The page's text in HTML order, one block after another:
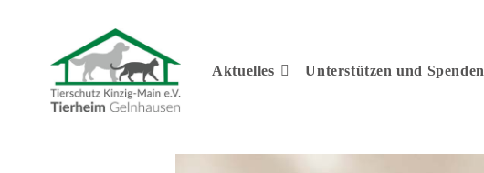
Aktuelles Unterstützen und Spenden